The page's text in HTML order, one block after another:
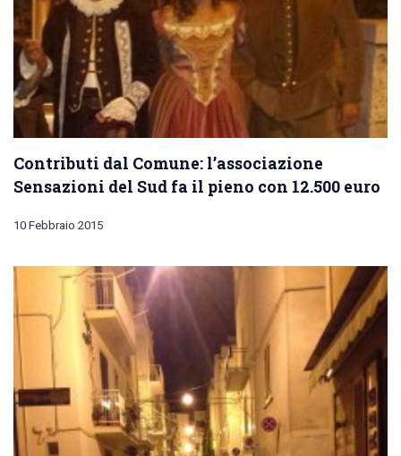
Contributi dal Comune: l’associazione
Sensazioni del Sud fa il pieno con 12.500 euro
10 Febbraio 2015